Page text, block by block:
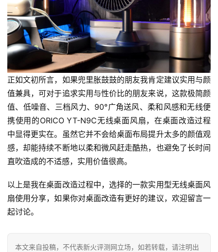
正如文初所言，如果兜里胀鼓鼓的朋友我肯定建议实用与颜
值兼具，可对于追求实用与性价比的朋友来说，这款极简颜
值、低噪音、三档风力、90°广角送风、柔和风感和无线便
携使用的ORICO YT-N9C无线桌面风扇，在桌面改造过程
中显得更实在。虽然它并不会给桌面布局提升太多的颜值观
感，却能持续不断地以柔和微风赶走酷热，也避免了长时间
直吹造成的不适感，实用价值很高。
以上是我在桌面改造过程中，选择的一款实用型无线桌面风
扇使用分享，如果你对桌面改造有更好的建议，欢迎留言一
起讨论。
本文来自投稿，不代表新火评测网立场，如若转载，请注明出